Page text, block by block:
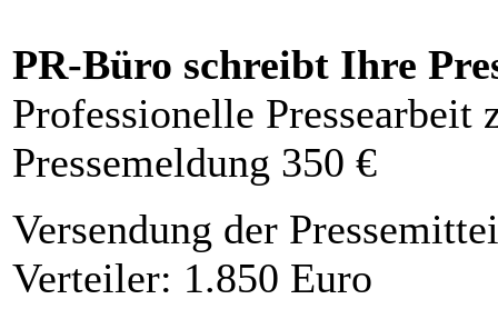
PR-Büro schreibt Ihre
Professionelle Pressearbeit
Pressemeldung 350 €
Versendung der
Verteiler: 1.850 Euro